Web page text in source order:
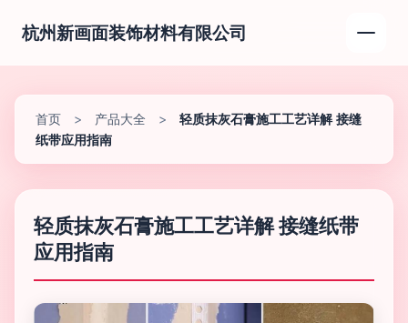
杭州新画面装饰材料有限公司
首页 > 产品大全 >
轻质抹灰石膏施工工艺详解 接缝
纸带应用指南
轻质抹灰石膏施工工艺详解 接缝纸带
应用指南